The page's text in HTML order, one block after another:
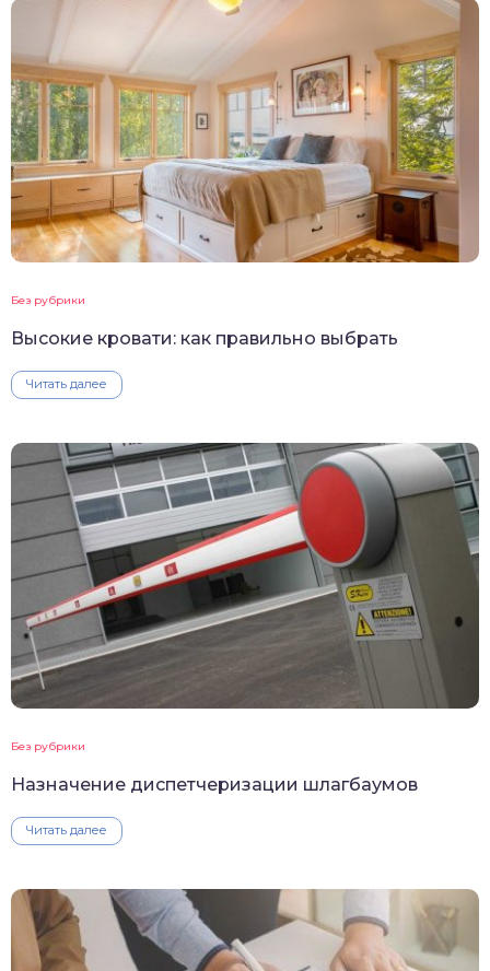
Без рубрики
Высокие кровати: как правильно выбрать
Читать далее
Без рубрики
Назначение диспетчеризации шлагбаумов
Читать далее